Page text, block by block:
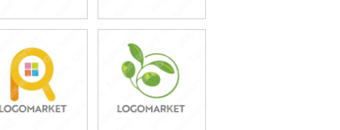
39,800円
(税込43,780円)
39,800円
(税込43,780円)